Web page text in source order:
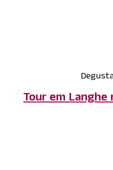
Tour em